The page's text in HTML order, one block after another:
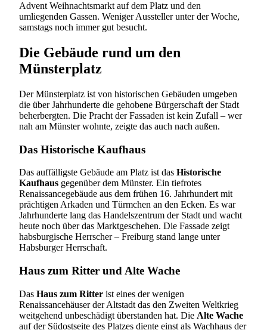
Advent Weihnachtsmarkt auf dem Platz und den
umliegenden Gassen. Weniger Aussteller unter der Woche,
samstags noch immer gut besucht.
Die Gebäude rund um den
Münsterplatz
Der Münsterplatz ist von historischen Gebäuden umgeben
die über Jahrhunderte die gehobene Bürgerschaft der Stadt
beherbergten. Die Pracht der Fassaden ist kein Zufall – wer
nah am Münster wohnte, zeigte das auch nach außen.
Das Historische Kaufhaus
Das auffälligste Gebäude am Platz ist das Historische
Kaufhaus gegenüber dem Münster. Ein tiefrotes
Renaissancegebäude aus dem frühen 16. Jahrhundert mit
prächtigen Arkaden und Türmchen an den Ecken. Es war
Jahrhunderte lang das Handelszentrum der Stadt und wacht
heute noch über das Marktgeschehen. Die Fassade zeigt
habsburgische Herrscher – Freiburg stand lange unter
Habsburger Herrschaft.
Haus zum Ritter und Alte Wache
Das Haus zum Ritter ist eines der wenigen
Renaissancehäuser der Altstadt das den Zweiten Weltkrieg
weitgehend unbeschädigt überstanden hat. Die Alte Wache
auf der Südostseite des Platzes diente einst als Wachhaus der